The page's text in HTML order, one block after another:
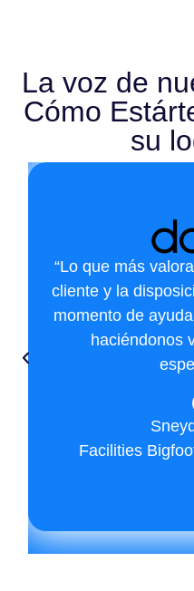
La voz de
Cómo
su
“Lo que más
cliente y la
momento de
haciéndonos
Facilities